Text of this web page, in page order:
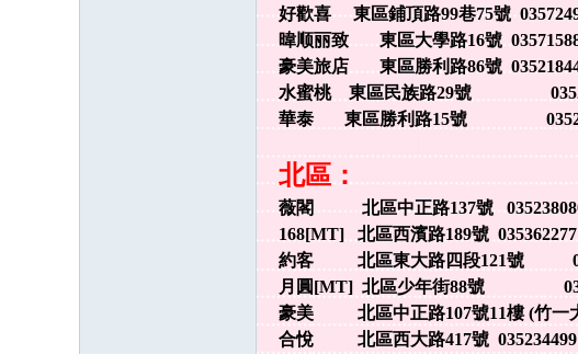
好歡喜 東區鋪頂路99巷75號
暐顺丽致 東區大學路16號
豪美旅店 東區勝利路86號
水蜜桃 東區民族路29號
華泰 東區勝利路15號
北區：
薇閣 北區中正路137號
168[MT] 北區西濱路189號 035362277
約客 北區東大路四段121號
月圓[MT] 北區少年街88號
豪美 北區中正路107號11樓 (竹一大
合悅 北區西大路417號 035234499